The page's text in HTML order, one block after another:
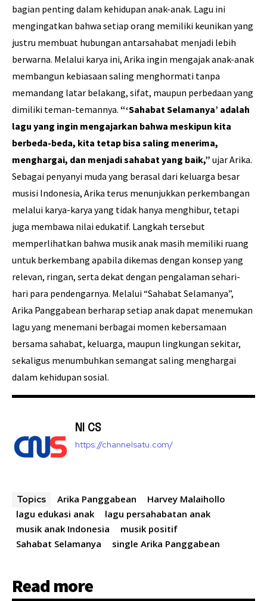
bagian penting dalam kehidupan anak-anak. Lagu ini
mengingatkan bahwa setiap orang memiliki keunikan yang
justru membuat hubungan antarsahabat menjadi lebih
berwarna. Melalui karya ini, Arika ingin mengajak anak-anak
membangun kebiasaan saling menghormati tanpa
memandang latar belakang, sifat, maupun perbedaan yang
dimiliki teman-temannya. “‘Sahabat Selamanya’ adalah
lagu yang ingin mengajarkan bahwa meskipun kita
berbeda-beda, kita tetap bisa saling menerima,
menghargai, dan menjadi sahabat yang baik,” ujar Arika.
Sebagai penyanyi muda yang berasal dari keluarga besar
musisi Indonesia, Arika terus menunjukkan perkembangan
melalui karya-karya yang tidak hanya menghibur, tetapi
juga membawa nilai edukatif. Langkah tersebut
memperlihatkan bahwa musik anak masih memiliki ruang
untuk berkembang apabila dikemas dengan konsep yang
relevan, ringan, serta dekat dengan pengalaman sehari-
hari para pendengarnya. Melalui “Sahabat Selamanya”,
Arika Panggabean berharap setiap anak dapat menemukan
lagu yang menemani berbagai momen kebersamaan
bersama sahabat, keluarga, maupun lingkungan sekitar,
sekaligus menumbuhkan semangat saling menghargai
dalam kehidupan sosial.
NI CS
https://channelsatu.com/
Topics Arika Panggabean
Harvey Malaihollo
lagu edukasi anak
lagu persahabatan anak
musik anak Indonesia
musik positif
Sahabat Selamanya
single Arika Panggabean
Read more